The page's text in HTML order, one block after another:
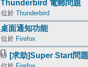
Thunderbird 電郵問題
位於 Thunderbird
桌面通知功能
位於 Firefox
[求助]Super Start問題